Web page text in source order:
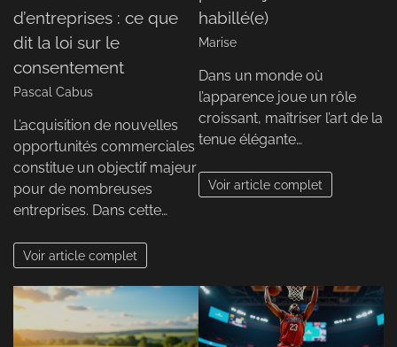
d’entreprises : ce que
dit la loi sur le
consentement
Pascal Cabus
L’acquisition de nouvelles
opportunités commerciales
constitue un objectif majeur
pour de nombreuses
entreprises. Dans cette…
Voir article complet
habillé(e)
Marise
Dans un monde où
l’apparence joue un rôle
croissant, maîtriser l’art de la
tenue élégante…
Voir article complet